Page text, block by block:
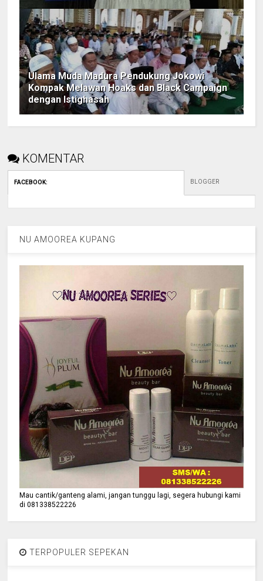
Ulama Muda Madura Pendukung Jokowi
Kompak Melawan Hoaks dan Black Campaign
dengan Istighasah
KOMENTAR
FACEBOOK: BLOGGER
NU AMOOREA KUPANG
Mau cantik/ganteng alami, jangan tunggu lagi, segera hubungi kami
di 081338522226
TERPOPULER SEPEKAN